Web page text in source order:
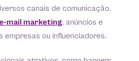
canais de comunicação,
e-mail marketing, anúncios e
empresas ou influenciadores.